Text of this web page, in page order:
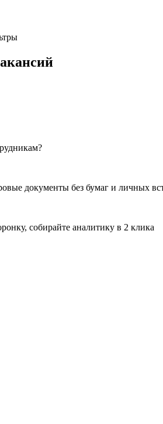
документы без бумаг и личных
собирайте аналитику в 2 клика